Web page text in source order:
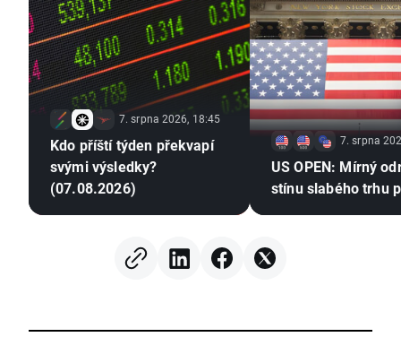
7. srpna 2026, 18:45
Kdo příští týden překvapí
svými výsledky?
(07.08.2026)
7. srpna
US OPEN: Mírný
stínu slabého trhu